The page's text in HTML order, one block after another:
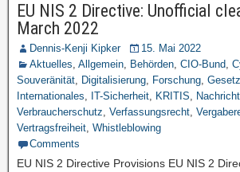
EU NIS 2 Directive: Unofficial
March 2022
Dennis-Kenji Kipker
15. Mai 2022
Aktuelles, Allgemein, Behörden, CIO-Bund,
Souveränität, Digitalisierung, Forschung,
Internationales, IT-Sicherheit, KRITIS,
Verbraucherschutz, Verfassungsrecht,
Vertragsfreiheit, Whistleblowing
Comments
EU NIS 2 Directive Provisions EU NIS 2